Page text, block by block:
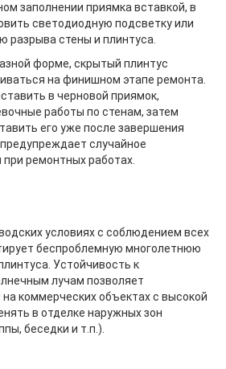
заполнении приямка вставкой, в
светодиодную подсветку или
разрыва стены и плинтуса.
форме, скрытый плинтус
на финишном этапе ремонта.
в черновой приямок,
работы по стенам, затем
его уже после завершения
случайное
ремонтных работах.
условиях с соблюдением всех
беспроблемную многолетнюю
Устойчивость к
лучам позволяет
коммерческих объектах с высокой
в отделке наружных зон
беседки и т.п.).